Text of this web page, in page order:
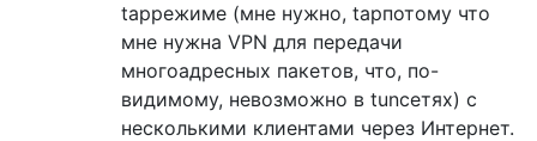
tapрежиме (мне нужно, tapпотому что
мне нужна VPN для передачи
многоадресных пакетов, что, по-
видимому, невозможно в tunсетях) с
несколькими клиентами через Интернет.